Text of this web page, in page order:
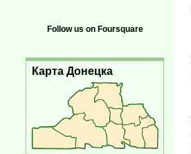
Follow us on Foursquare
Карта Донецка